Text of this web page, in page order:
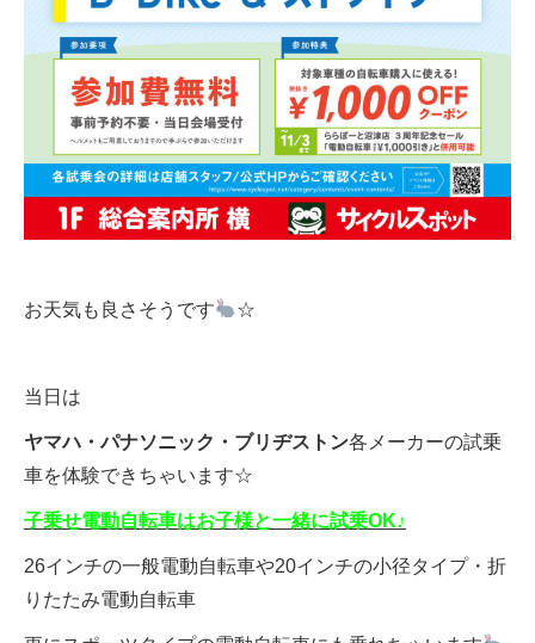
募集中の求人情報
法人様
法人様向け割引
お天気も良さそうです ☆
当日は
ヤマハ・パナソニック・ブリヂストン各メーカーの試乗
車を体験できちゃいます☆
子乗せ電動自転車はお子様と一緒に試乗OK♪
26インチの一般電動自転車や20インチの小径タイプ・折
りたたみ電動自転車